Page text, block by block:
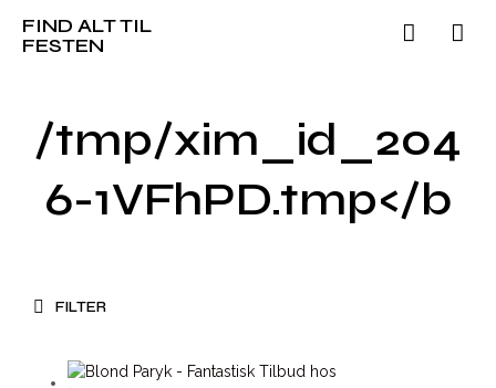
FIND ALT TIL
FESTEN
/tmp/xim_id_204
6-1VFhPD.tmp</b
FILTER